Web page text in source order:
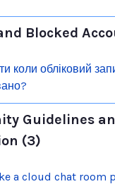
Blocked
коли обліковий
Guidelines
(3)
a cloud chat room